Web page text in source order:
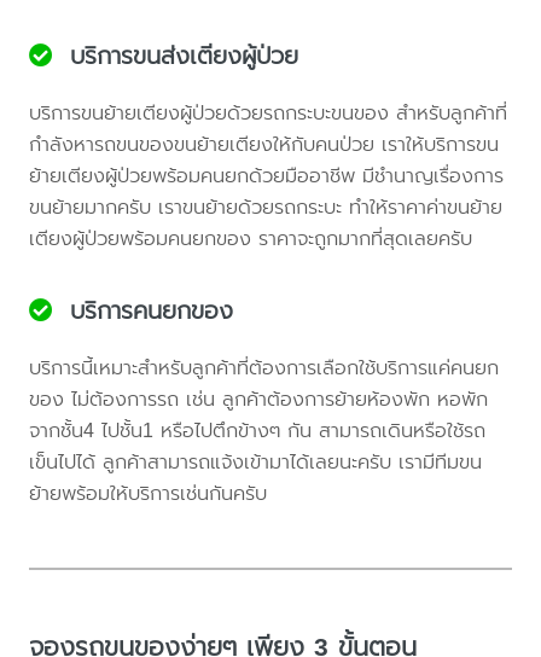
บริการขนส่งเตียงผู้ป่วย
บริการขนย้ายเตียงผู้ป่วยด้วยรถกระบะขนของ สำหรับลูกค้าที่
กำลังหารถขนของขนย้ายเตียงให้กับคนป่วย เราให้บริการขน
ย้ายเตียงผู้ป่วยพร้อมคนยกด้วยมืออาชีพ มีชำนาญเรื่องการ
ขนย้ายมากครับ เราขนย้ายด้วยรถกระบะ ทำให้ราคาค่าขนย้าย
เตียงผู้ป่วยพร้อมคนยกของ ราคาจะถูกมากที่สุดเลยครับ
บริการคนยกของ
บริการนี้เหมาะสำหรับลูกค้าที่ต้องการเลือกใช้บริการแค่คนยก
ของ ไม่ต้องการรถ เช่น ลูกค้าต้องการย้ายห้องพัก หอพัก
จากชั้น4 ไปชั้น1 หรือไปตึกข้างๆ กัน สามารถเดินหรือใช้รถ
เข็นไปได้ ลูกค้าสามารถแจ้งเข้ามาได้เลยนะครับ เรามีทีมขน
ย้ายพร้อมให้บริการเช่นกันครับ
จองรถขนของง่ายๆ เพียง 3 ขั้นตอน